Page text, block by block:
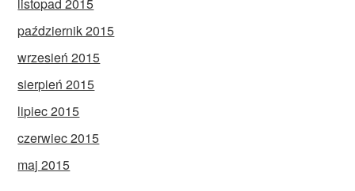
październik 2015
wrzesień 2015
sierpień 2015
lipiec 2015
czerwiec 2015
maj 2015